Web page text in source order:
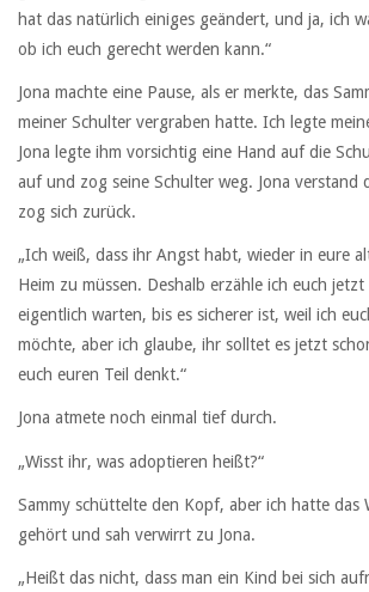
hat das natürlich einiges geändert, und ja, ich
ob ich euch gerecht werden kann.“
Jona machte eine Pause, als er merkte, das
meiner Schulter vergraben hatte. Ich legte
Jona legte ihm vorsichtig eine Hand auf die
auf und zog seine Schulter weg. Jona verstand
zog sich zurück.
„Ich weiß, dass ihr Angst habt, wieder in eure
Heim zu müssen. Deshalb erzähle ich euch
eigentlich warten, bis es sicherer ist, weil ich
möchte, aber ich glaube, ihr solltet es jetzt
euch euren Teil denkt.“
Jona atmete noch einmal tief durch.
„Wisst ihr, was adoptieren heißt?“
Sammy schüttelte den Kopf, aber ich hatte das
gehört und sah verwirrt zu Jona.
„Heißt das nicht, dass man ein Kind bei sich